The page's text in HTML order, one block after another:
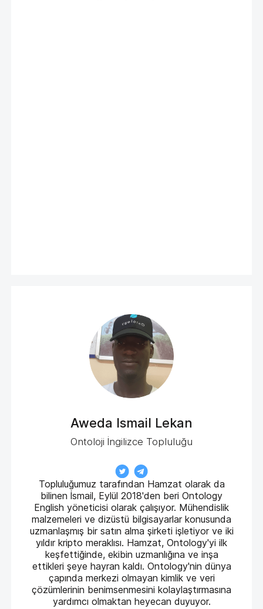
Aweda Ismail Lekan
Ontoloji İngilizce Topluluğu
Topluluğumuz tarafından Hamzat olarak da
bilinen İsmail, Eylül 2018'den beri Ontology
English yöneticisi olarak çalışıyor. Mühendislik
malzemeleri ve dizüstü bilgisayarlar konusunda
uzmanlaşmış bir satın alma şirketi işletiyor ve iki
yıldır kripto meraklısı. Hamzat, Ontology'yi ilk
keşfettiğinde, ekibin uzmanlığına ve inşa
ettikleri şeye hayran kaldı. Ontology'nin dünya
çapında merkezi olmayan kimlik ve veri
çözümlerinin benimsenmesini kolaylaştırmasına
yardımcı olmaktan heyecan duyuyor.